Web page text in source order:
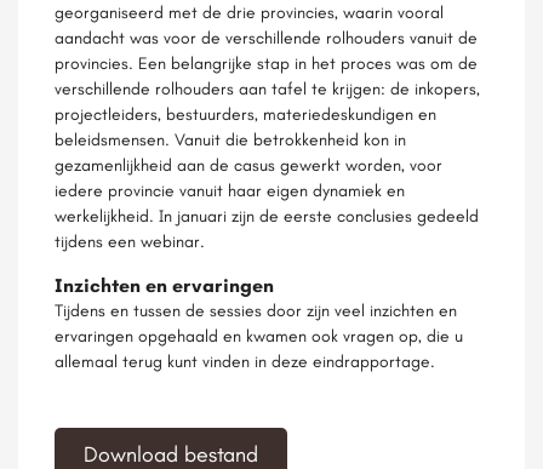
georganiseerd met de drie provincies, waarin vooral
aandacht was voor de verschillende rolhouders vanuit de
provincies. Een belangrijke stap in het proces was om de
verschillende rolhouders aan tafel te krijgen: de inkopers,
projectleiders, bestuurders, materiedeskundigen en
beleidsmensen. Vanuit die betrokkenheid kon in
gezamenlijkheid aan de casus gewerkt worden, voor
iedere provincie vanuit haar eigen dynamiek en
werkelijkheid. In januari zijn de eerste conclusies gedeeld
tijdens een webinar.
Inzichten en ervaringen
Tijdens en tussen de sessies door zijn veel inzichten en
ervaringen opgehaald en kwamen ook vragen op, die u
allemaal terug kunt vinden in deze eindrapportage.
Download bestand